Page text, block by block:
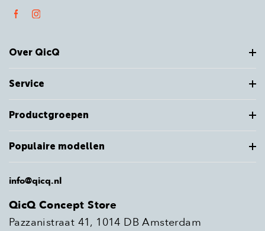
Over QicQ
Service
Productgroepen
Populaire modellen
info@qicq.nl
QicQ Concept Store
Pazzanistraat 41, 1014 DB Amsterdam